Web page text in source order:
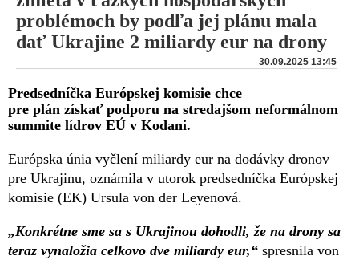
problémoch by podľa jej plánu mala
dať Ukrajine 2 miliardy eur na drony
30.09.2025 13:45
Predsedníčka Európskej komisie chce
pre plán získať podporu na stredajšom neformálnom
summite lídrov EÚ v Kodani.
Európska únia vyčlení miliardy eur na dodávky dronov
pre Ukrajinu, oznámila v utorok predsedníčka Európskej
komisie (EK) Ursula von der Leyenová.
„Konkrétne sme sa s Ukrajinou dohodli, že na drony sa
teraz vynaložia celkovo dve miliardy eur,“ spresnila von